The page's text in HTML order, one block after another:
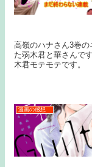
高嶺のハナさん3巻
た弱木君と華さんで
木君モテモテです。
漫画の感想